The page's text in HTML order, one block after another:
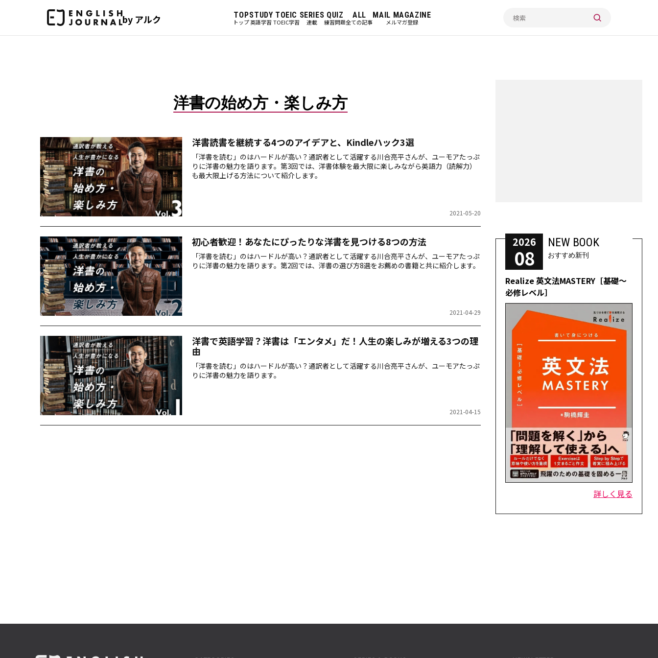
by アルク TOP
トップ
STUDY
英語学習
TOEIC
TOEIC学習
SERIES
連載
QUIZ
練習問題
ALL
全ての記事
MAIL MAGAZINE
メルマガ登録
洋書の始め方・楽しみ方
洋書読書を継続する4つのアイデアと、Kindleハック3選
「洋書を読む」のはハードルが高い？通訳者として活躍する川合亮平さんが、ユーモアたっぷ
りに洋書の魅力を語ります。第3回では、洋書体験を最大限に楽しみながら英語力（読解力）
も最大限上げる方法について紹介します。
2021-05-20
初心者歓迎！あなたにぴったりな洋書を見つける8つの方法
「洋書を読む」のはハードルが高い？通訳者として活躍する川合亮平さんが、ユーモアたっぷ
りに洋書の魅力を語ります。第2回では、洋書の選び方8選をお薦めの書籍と共に紹介します。
2021-04-29
洋書で英語学習？洋書は「エンタメ」だ！人生の楽しみが増える3つの理
由
「洋書を読む」のはハードルが高い？通訳者として活躍する川合亮平さんが、ユーモアたっぷ
りに洋書の魅力を語ります。
2021-04-15
2026
08
NEW BOOK
おすすめ新刊
Realize 英文法MASTERY［基礎～
必修レベル］
詳しく見る